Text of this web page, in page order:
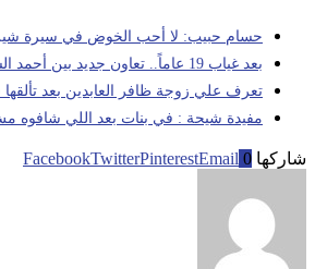
حسام حبيب: لا أحب الخوض في سيرة
بعد غياب 19 عاماً.. تعاون جديد بين أحمد السقا و منى زكي
تعرف علي زوجة ظافر العابدين بعد
مفيدة شيحة : في بنات بعد اللي شافوه
شاركها 0
FacebookTwitterPinterestEmail